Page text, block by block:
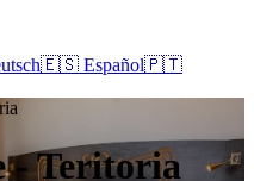
🇪🇸 Español🇵🇹
- Teritoria